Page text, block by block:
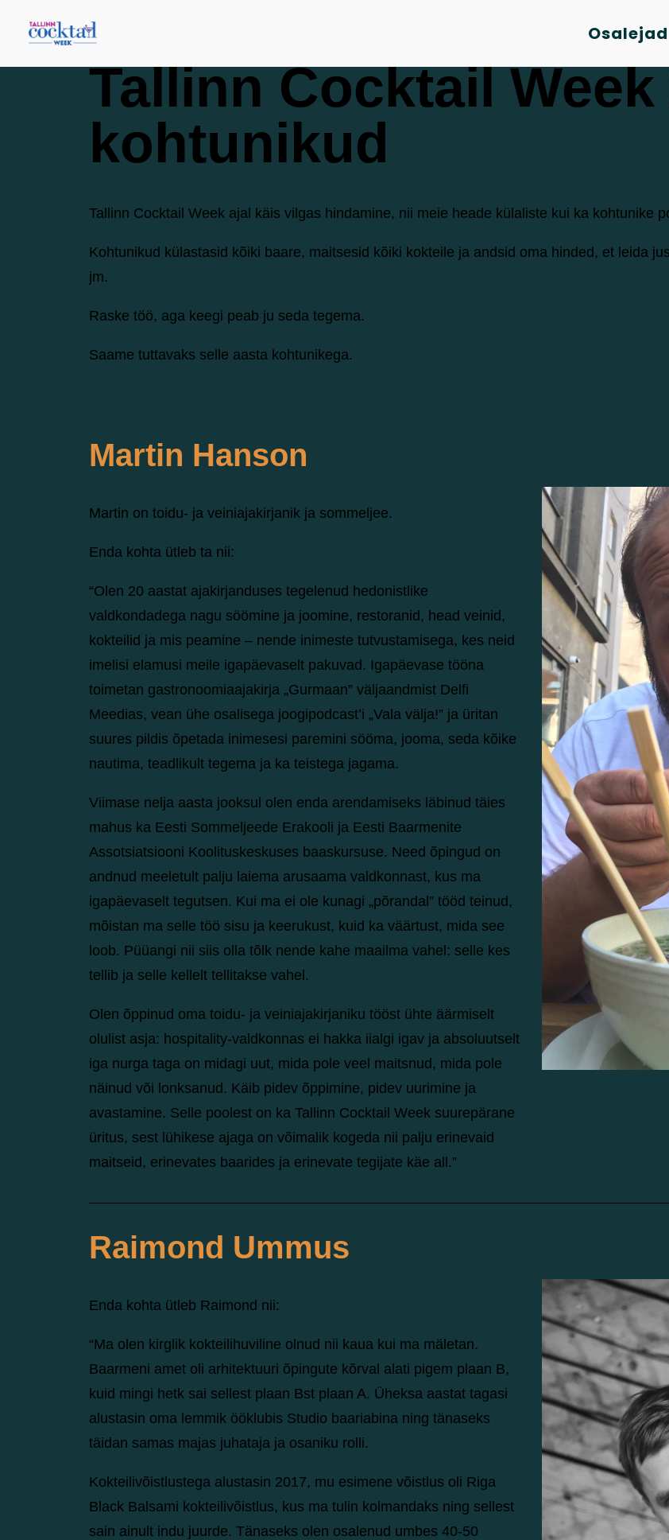
Osalejad
Tallinn Cocktail Week
kohtunikud
Tallinn Cocktail Week ajal käis vilgas hindamine, nii meie heade külaliste kui ka kohtunike
Kohtunikud külastasid kõiki baare, maitsesid kõiki kokteile ja andsid oma hinded, et leida
jm.
Raske töö, aga keegi peab ju seda tegema.
Saame tuttavaks selle aasta kohtunikega.
Martin Hanson
Martin on toidu- ja veiniajakirjanik ja sommeljee.
Enda kohta ütleb ta nii:
“Olen 20 aastat ajakirjanduses tegelenud hedonistlike
valdkondadega nagu söömine ja joomine, restoranid, head veinid,
kokteilid ja mis peamine – nende inimeste tutvustamisega, kes neid
imelisi elamusi meile igapäevaselt pakuvad. Igapäevase tööna
toimetan gastronoomiaajakirja „Gurmaan” väljaandmist Delfi
Meedias, vean ühe osalisega joogipodcast’i „Vala välja!” ja üritan
suures pildis õpetada inimesesi paremini sööma, jooma, seda kõike
nautima, teadlikult tegema ja ka teistega jagama.
Viimase nelja aasta jooksul olen enda arendamiseks läbinud täies
mahus ka Eesti Sommeljeede Erakooli ja Eesti Baarmenite
Assotsiatsiooni Koolituskeskuses baaskursuse. Need õpingud on
andnud meeletult palju laiema arusaama valdkonnast, kus ma
igapäevaselt tegutsen. Kui ma ei ole kunagi „põrandal” tööd teinud,
mõistan ma selle töö sisu ja keerukust, kuid ka väärtust, mida see
loob. Püüangi nii siis olla tõlk nende kahe maailma vahel: selle kes
tellib ja selle kellelt tellitakse vahel.
Olen õppinud oma toidu- ja veiniajakirjaniku tööst ühte äärmiselt
olulist asja: hospitality-valdkonnas ei hakka iialgi igav ja absoluutselt
iga nurga taga on midagi uut, mida pole veel maitsnud, mida pole
näinud või lonksanud. Käib pidev õppimine, pidev uurimine ja
avastamine. Selle poolest on ka Tallinn Cocktail Week suurepärane
üritus, sest lühikese ajaga on võimalik kogeda nii palju erinevaid
maitseid, erinevates baarides ja erinevate tegijate käe all.”
Raimond Ummus
Enda kohta ütleb Raimond nii:
“Ma olen kirglik kokteilihuviline olnud nii kaua kui ma mäletan.
Baarmeni amet oli arhitektuuri õpingute kõrval alati pigem plaan B,
kuid mingi hetk sai sellest plaan Bst plaan A. Üheksa aastat tagasi
alustasin oma lemmik ööklubis Studio baariabina ning tänaseks
täidan samas majas juhataja ja osaniku rolli.
Kokteilivõistlustega alustasin 2017, mu esimene võistlus oli Riga
Black Balsami kokteilivõistlus, kus ma tulin kolmandaks ning sellest
sain ainult indu juurde. Tänaseks olen osalenud umbes 40-50